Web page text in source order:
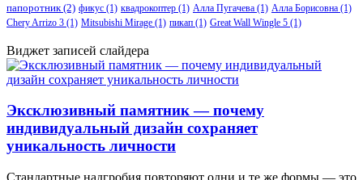
папоротник (2) фикус (1) квадрокоптер (1) Алла Пугачева (1) Алла Борисовна (1)
Chery Arrizo 3 (1) Mitsubishi Mirage (1) пикап (1) Great Wall Wingle 5 (1)
Виджет записей слайдера
Эксклюзивный памятник — почему
индивидуальный дизайн сохраняет
уникальность личности
Стандартные надгробия повторяют одни и те же формы — это